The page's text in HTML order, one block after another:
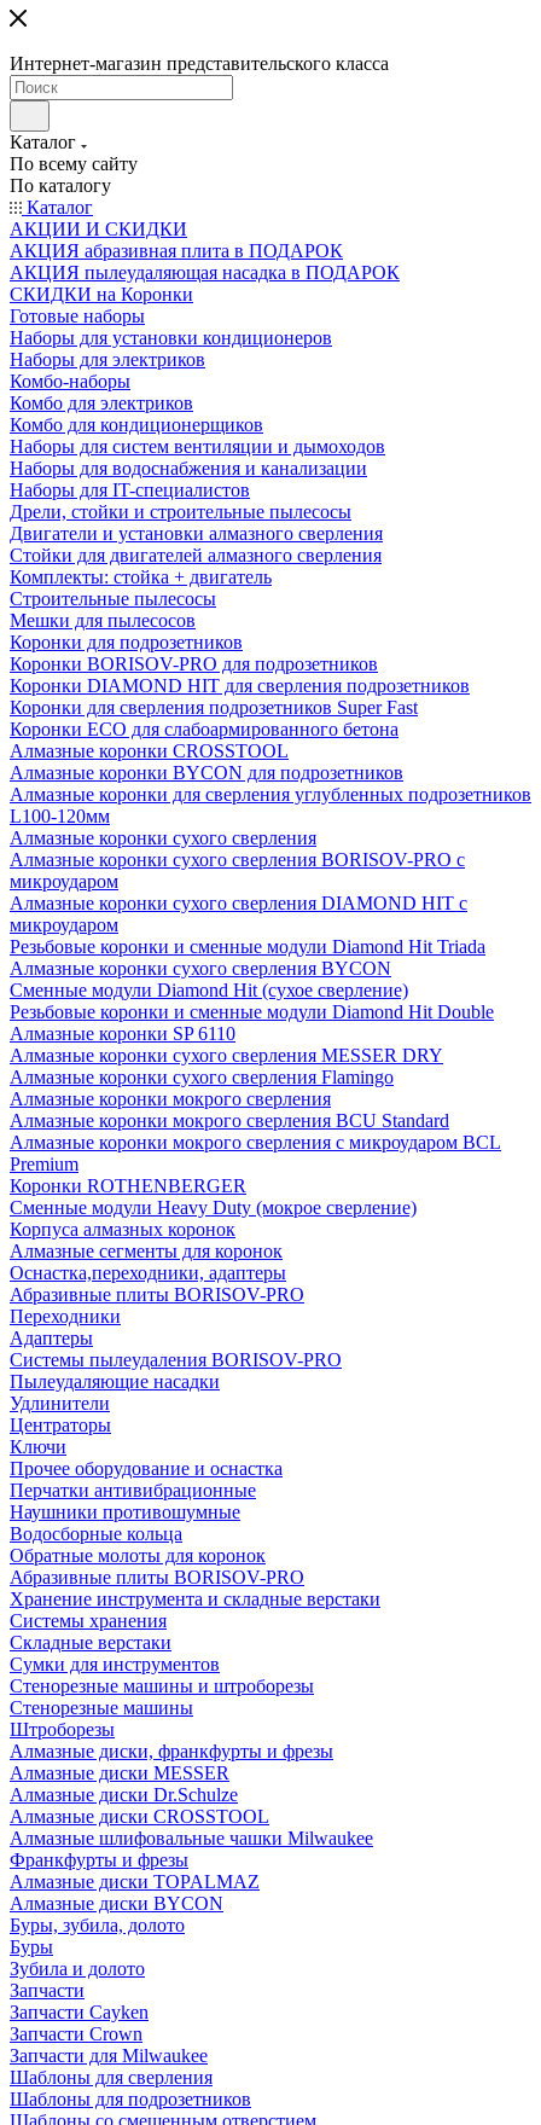
Интернет-магазин представительского класса
Каталог
По всему сайту
По каталогу
Каталог
АКЦИИ И СКИДКИ
АКЦИЯ абразивная плита в ПОДАРОК
АКЦИЯ пылеудаляющая насадка в ПОДАРОК
СКИДКИ на Коронки
Готовые наборы
Наборы для установки кондиционеров
Наборы для электриков
Комбо-наборы
Комбо для электриков
Комбо для кондиционерщиков
Наборы для систем вентиляции и дымоходов
Наборы для водоснабжения и канализации
Наборы для IT-специалистов
Дрели, стойки и строительные пылесосы
Двигатели и установки алмазного сверления
Стойки для двигателей алмазного сверления
Комплекты: стойка + двигатель
Строительные пылесосы
Мешки для пылесосов
Коронки для подрозетников
Коронки BORISOV-PRO для подрозетников
Коронки DIAMOND HIT для сверления подрозетников
Коронки для сверления подрозетников Super Fast
Коронки ECO для слабоармированного бетона
Алмазные коронки CROSSTOOL
Алмазные коронки BYCON для подрозетников
Алмазные коронки для сверления углубленных подрозетников
L100-120мм
Алмазные коронки сухого сверления
Алмазные коронки сухого сверления BORISOV-PRO с
микроударом
Алмазные коронки сухого сверления DIAMOND HIT с
микроударом
Резьбовые коронки и сменные модули Diamond Hit Triada
Алмазные коронки сухого сверления BYCON
Сменные модули Diamond Hit (сухое сверление)
Резьбовые коронки и сменные модули Diamond Hit Double
Алмазные коронки SP 6110
Алмазные коронки сухого сверления MESSER DRY
Алмазные коронки сухого сверления Flamingo
Алмазные коронки мокрого сверления
Алмазные коронки мокрого сверления BCU Standard
Алмазные коронки мокрого сверления с микроударом BCL
Premium
Коронки ROTHENBERGER
Сменные модули Heavy Duty (мокрое сверление)
Корпуса алмазных коронок
Алмазные сегменты для коронок
Оснастка,переходники, адаптеры
Абразивные плиты BORISOV-PRO
Переходники
Адаптеры
Системы пылеудаления BORISOV-PRO
Пылеудаляющие насадки
Удлинители
Центраторы
Ключи
Прочее оборудование и оснастка
Перчатки антивибрационные
Наушники противошумные
Водосборные кольца
Обратные молоты для коронок
Абразивные плиты BORISOV-PRO
Хранение инструмента и складные верстаки
Системы хранения
Складные верстаки
Сумки для инструментов
Стенорезные машины и штроборезы
Стенорезные машины
Штроборезы
Алмазные диски, франкфурты и фрезы
Алмазные диски MESSER
Алмазные диски Dr.Schulze
Алмазные диски CROSSTOOL
Алмазные шлифовальные чашки Milwaukee
Франкфурты и фрезы
Алмазные диски TOPALMAZ
Алмазные диски BYCON
Буры, зубила, долото
Буры
Зубила и долото
Запчасти
Запчасти Cayken
Запчасти Crown
Запчасти для Milwaukee
Шаблоны для сверления
Шаблоны для подрозетников
Шаблоны со смещенным отверстием